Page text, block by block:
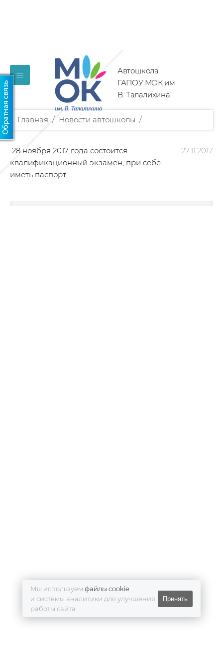
Мы используем файлы cookie
и системы аналитики для улучшения
работы сайта
Принять
Автошкола
ГАПОУ МОК им.
В. Талалихина
≡
Главная / Новости автошколы /
27.11.2017
28 ноября 2017 года состоится
квалификационный экзамен, при себе
иметь паспорт.